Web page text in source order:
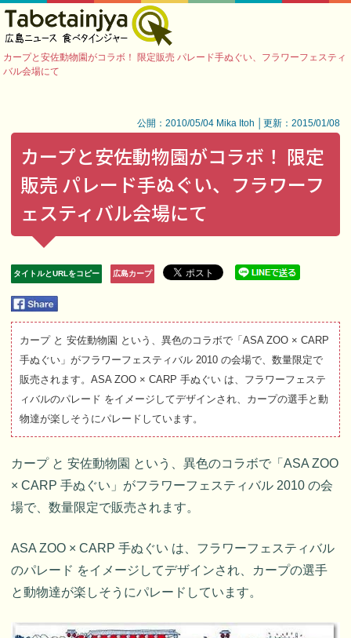
カープと安佐動物園がコラボ！ 限定販売 パレード手ぬぐい、フラワーフェスティ
バル会場にて
公開：2010/05/04 Mika Itoh │更新：2015/01/08
カープと安佐動物園がコラボ！ 限定
販売 パレード手ぬぐい、フラワーフ
ェスティバル会場にて
タイトルとURLをコピー 広島カープ
カープ と 安佐動物園 という、異色のコラボで「ASA ZOO × CARP
手ぬぐい」がフラワーフェスティバル 2010 の会場で、数量限定で
販売されます。ASA ZOO × CARP 手ぬぐい は、フラワーフェステ
ィバルのパレード をイメージしてデザインされ、カープの選手と動
物達が楽しそうにパレードしています。
カープ と 安佐動物園 という、異色のコラボで「ASA ZOO
× CARP 手ぬぐい」がフラワーフェスティバル 2010 の会
場で、数量限定で販売されます。
ASA ZOO × CARP 手ぬぐい は、フラワーフェスティバル
のパレード をイメージしてデザインされ、カープの選手
と動物達が楽しそうにパレードしています。